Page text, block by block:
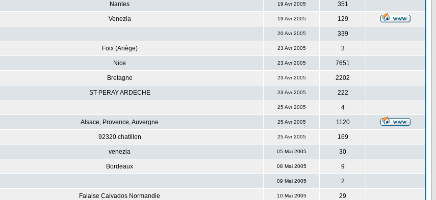
Nantes 19 Avr 2005 351
Venezia 19 Avr 2005 129
20 Avr 2005 339
Foix (Ariège) 23 Avr 2005 3
Nice 23 Avr 2005 7651
Bretagne 23 Avr 2005 2202
ST-PERAY ARDECHE 23 Avr 2005 222
25 Avr 2005 4
Alsace, Provence, Auvergne 25 Avr 2005 1120
92320 chatillon 25 Avr 2005 169
venezia 05 Mai 2005 30
Bordeaux 08 Mai 2005 9
09 Mai 2005 2
Falaise Calvados Normandie 10 Mai 2005 29